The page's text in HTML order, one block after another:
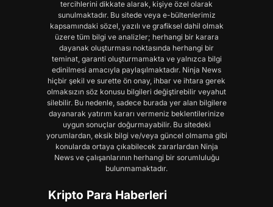
tercihlerini dikkate alarak, kişiye özel olarak
sunulmaktadır. Bu sitede veya e-bültenlerimiz
kapsamındaki sözel, yazılı ve grafiksel dahil olmak
üzere tüm bilgi ve analizler; herhangi bir karara
dayanak oluşturması noktasında herhangi bir
teminat, garanti oluşturmamakta ve yalnızca bilgi
edinilmesi amacıyla paylaşılmaktadır. Ninja News
hiçbir şekil ve surette ön onay, ihbar ve ihtara gerek
olmaksızın söz konusu bilgileri değiştirebilir veyahut
silebilir. Bu nedenle, sadece burada yer alan bilgilere
dayanarak yatırım kararı vermeniz beklentilerinize
uygun sonuçlar doğurmayabilir. Bu sitedeki
yorumlardan, eksik bilgi ve/veya güncel olmama gibi
konularda ortaya çıkabilecek zararlardan Ninja
News ve çalışanlarının herhangi bir sorumluluğu
bulunmamaktadır.
Kripto Para Haberleri